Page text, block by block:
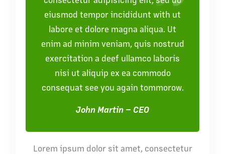
eiusmod tempor incididunt with ut
labore et dolore magna aliqua. Ut
enim ad minim veniam, quis nostrud
exercitation a deef ullamco laboris
nisi ut aliquip ex ea commodo
consequat see you again tommorow.
John Martin – CEO
Lorem ipsum dolor sit amet, consectetur